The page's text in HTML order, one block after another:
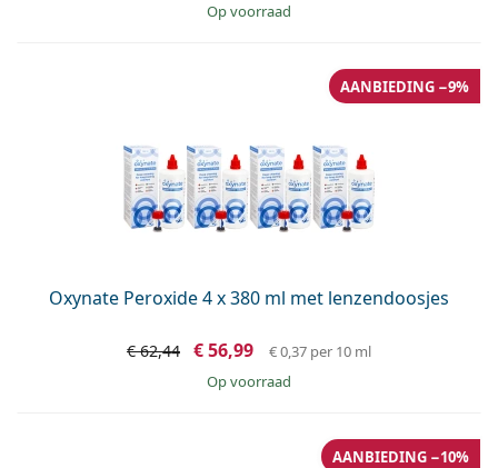
op voorraad
Oxynate Peroxide 4 x 380 ml met lenzendoosjes
AANBIEDING −9%
€ 62,44 € 56,99 € 0,37 per 10 ml
op voorraad
AANBIEDING −10%